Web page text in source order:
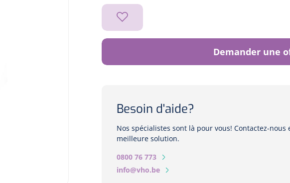
Demander une
Besoin d'aide?
Nos spécialistes sont là pour vous! Contactez-
meilleure solution.
0800 76 773
info@vho.be